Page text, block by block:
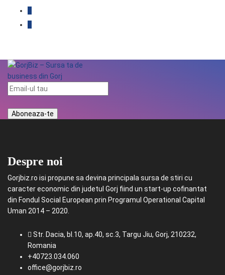
Despre noi
Gorjbiz.ro isi propune sa devina principala sursa de stiri cu
caracter economic din judetul Gorj fiind un start-up cofinantat
din Fondul Social European prin Programul Operational Capital
Uman 2014 – 2020.
Str. Dacia, bl.10, ap.40, sc.3, Targu Jiu, Gorj, 210232,
Romania
+40723.034.060
office@gorjbiz.ro